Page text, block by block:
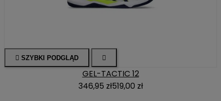
 SZYBKI PODGLĄD 
GEL-TACTIC 12
346,95 zł519,00 zł